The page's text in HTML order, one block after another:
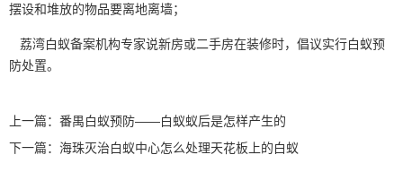
摆设和堆放的物品要离地离墙；
荔湾白蚁备案机构专家说新房或二手房在装修时，倡议实行白蚁预
防处置。
上一篇： 番禺白蚁预防——白蚁蚁后是怎样产生的
下一篇： 海珠灭治白蚁中心怎么处理天花板上的白蚁